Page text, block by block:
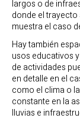
largos o de
donde el
muestra el caso
Hay también
usos educativos
de actividades
en detalle en el
como el clima o
constante en la
lluvias e